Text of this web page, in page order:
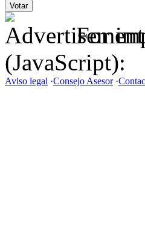
For
(JavaScript):
Aviso legal ·Consejo Asesor·